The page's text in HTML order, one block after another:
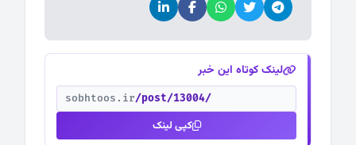
لینک کوتاه این خبر
sobhtoos.ir/post/13004/
کپی لینک